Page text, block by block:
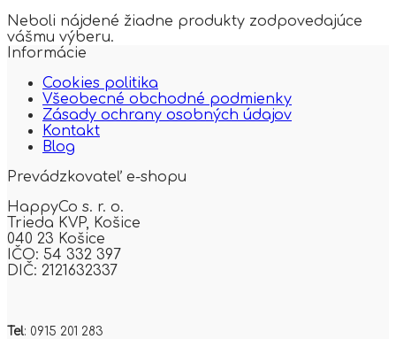
Neboli nájdené žiadne produkty zodpovedajúce
vášmu výberu.
Informácie
Cookies politika
Všeobecné obchodné podmienky
Zásady ochrany osobných údajov
Kontakt
Blog
Prevádzkovateľ e-shopu
HappyCo s. r. o.
Trieda KVP, Košice
040 23 Košice
IČO: 54 332 397
DIČ: 2121632337
Tel: 0915 201 283